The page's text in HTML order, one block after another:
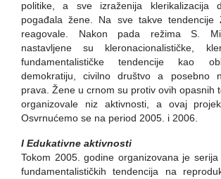
politike, a sve izraženija klerikalizacija
pogađala žene. Na sve takve
reagovale. Nakon pada režima S.
nastavljene su kleronacionalističke,
fundamentalističke tendencije kao
demokratiju, civilno društvo a posebno
prava. Žene u crnom su protiv ovih opasnih
organizovale niz aktivnosti, a ovaj
Osvrnućemo se na period 2005. i 2006.
I Edukativne aktivnosti
Tokom 2005. godine organizovana je
fundamentalističkih tendencija na